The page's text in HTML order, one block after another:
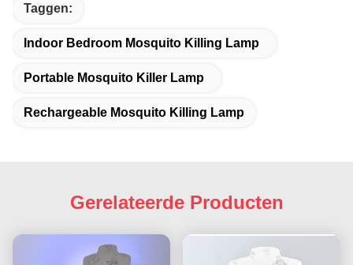
Taggen:
Indoor Bedroom Mosquito Killing Lamp
Portable Mosquito Killer Lamp
Rechargeable Mosquito Killing Lamp
Gerelateerde Producten